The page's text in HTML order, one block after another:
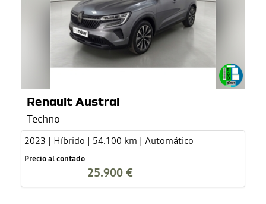
Renault Austral
Techno
2023 | Híbrido | 54.100 km | Automático
Precio al contado
25.900 €